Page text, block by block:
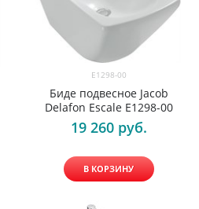
E1298-00
Биде подвесное Jacob
Delafon Escale E1298-00
19 260 руб.
В КОРЗИНУ